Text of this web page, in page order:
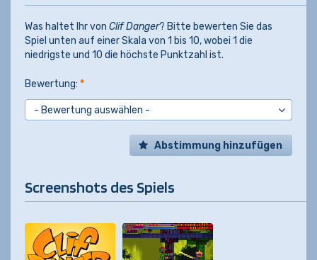
Was haltet Ihr von Clif Danger? Bitte bewerten Sie das
Spiel unten auf einer Skala von 1 bis 10, wobei 1 die
niedrigste und 10 die höchste Punktzahl ist.
Bewertung: *
Abstimmung hinzufügen
Screenshots des Spiels